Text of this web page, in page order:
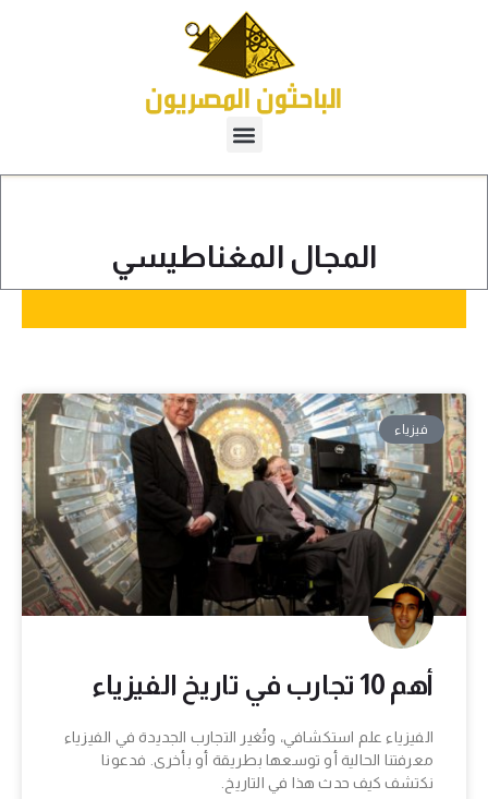
المجال المغناطيسي
فيزياء
أهم 10 تجارب في تاريخ الفيزياء
الفيزياء علم استكشافي، وتُغير التجارب الجديدة في الفيزياء
معرفتنا الحالية أو توسعها بطريقة أو بأخرى. فدعونا
نكتشف كيف حدث هذا في التاريخ.